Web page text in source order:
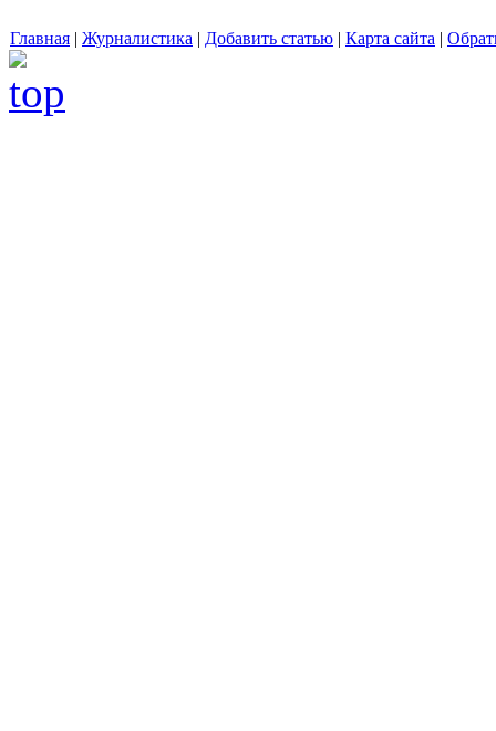
Главная | Журналистика | Добавить статью | Карта сайта |